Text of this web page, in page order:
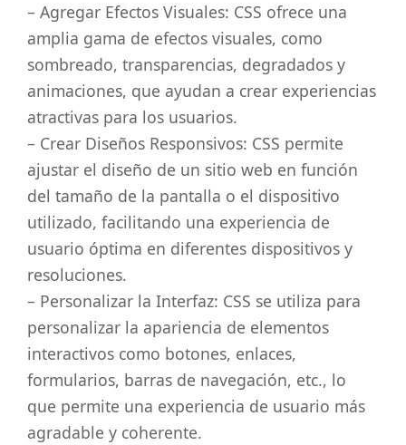
– Agregar Efectos Visuales: CSS ofrece una
amplia gama de efectos visuales, como
sombreado, transparencias, degradados y
animaciones, que ayudan a crear experiencias
atractivas para los usuarios.
– Crear Diseños Responsivos: CSS permite
ajustar el diseño de un sitio web en función
del tamaño de la pantalla o el dispositivo
utilizado, facilitando una experiencia de
usuario óptima en diferentes dispositivos y
resoluciones.
– Personalizar la Interfaz: CSS se utiliza para
personalizar la apariencia de elementos
interactivos como botones, enlaces,
formularios, barras de navegación, etc., lo
que permite una experiencia de usuario más
agradable y coherente.